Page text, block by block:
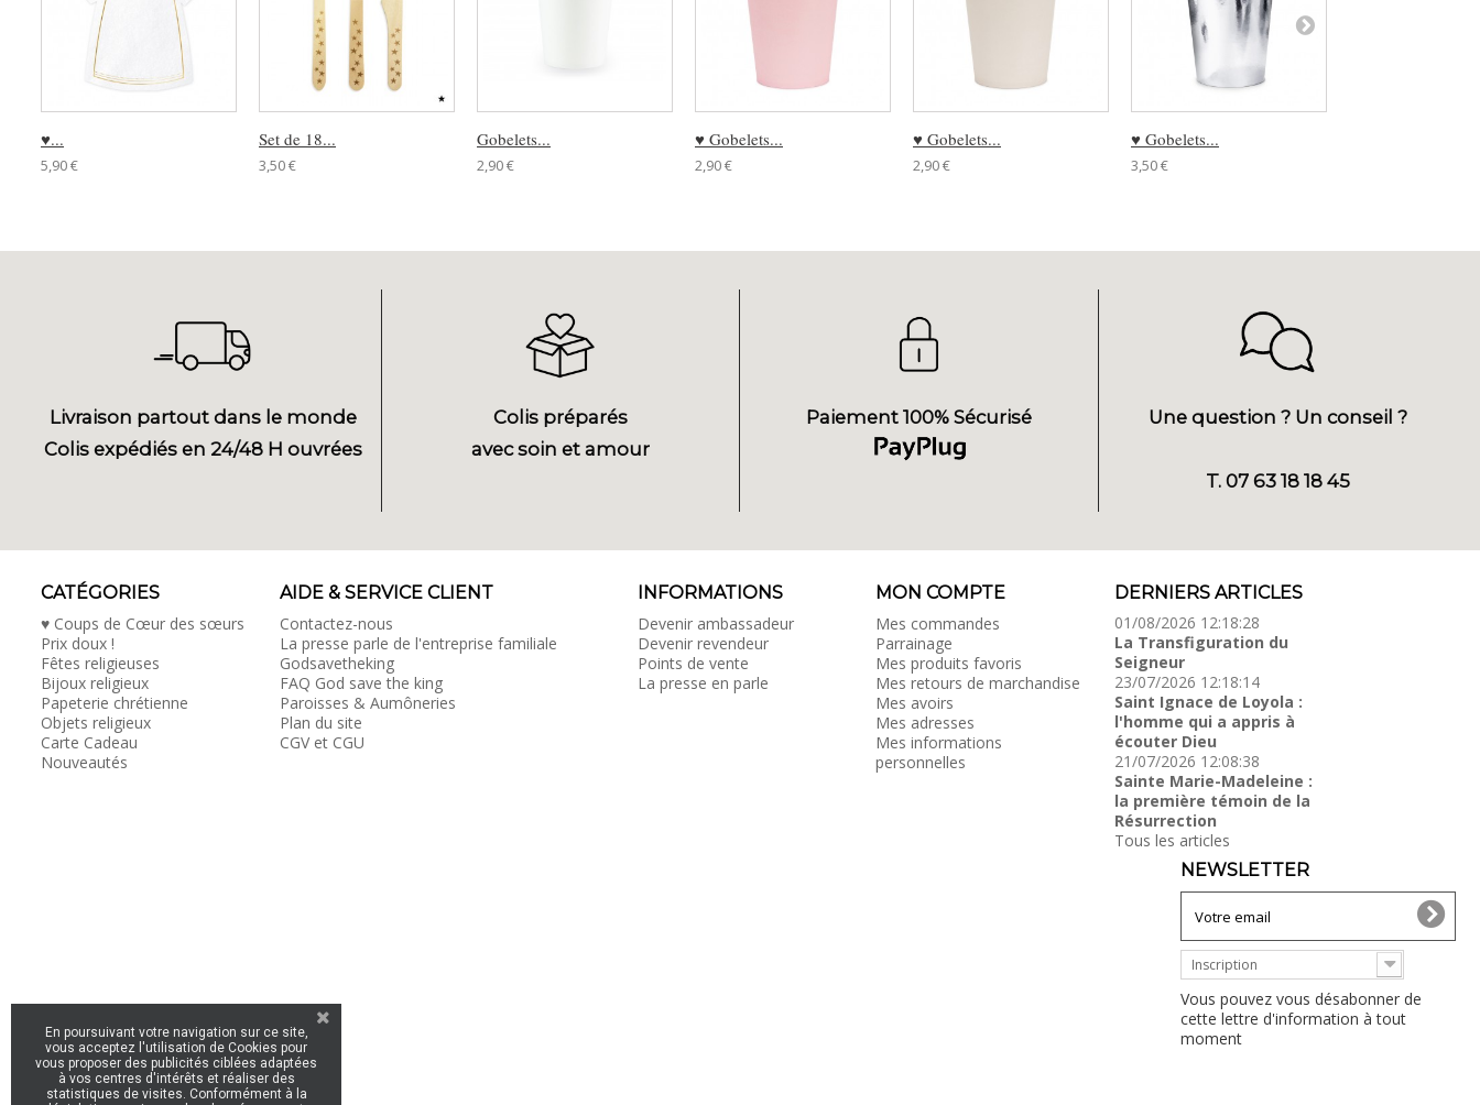
♥...
5,90 €
Set de 18...
3,50 €
Gobelets...
2,90 €
♥ Gobelets...
2,90 €
♥ Gobelets...
2,90 €
♥ Gobelets...
3,50 €
Livraison partout dans le monde
Colis expédiés en 24/48 H ouvrées
Colis préparés
avec soin et amour
Paiement 100% Sécurisé Une question ? Un conseil ?
T. 07 63 18 18 45
CATÉGORIES
♥ Coups de Cœur des sœurs
Prix doux !
Fêtes religieuses
Bijoux religieux
Papeterie chrétienne
Objets religieux
Carte Cadeau
Nouveautés
AIDE & SERVICE CLIENT
Contactez-nous
La presse parle de l'entreprise familiale
Godsavetheking
FAQ God save the king
Paroisses & Aumôneries
Plan du site
CGV et CGU
INFORMATIONS
Devenir ambassadeur
Devenir revendeur
Points de vente
La presse en parle
MON COMPTE
Mes commandes
Parrainage
Mes produits favoris
Mes retours de marchandise
Mes avoirs
Mes adresses
Mes informations
personnelles
DERNIERS ARTICLES
01/08/2026 12:18:28
La Transfiguration du
Seigneur
23/07/2026 12:18:14
Saint Ignace de Loyola :
l'homme qui a appris à
écouter Dieu
21/07/2026 12:08:38
Sainte Marie-Madeleine :
la première témoin de la
Résurrection
Tous les articles
NEWSLETTER
Inscription
Vous pouvez vous désabonner de
cette lettre d'information à tout
moment
En poursuivant votre navigation sur ce site,
vous acceptez l'utilisation de Cookies pour
vous proposer des publicités ciblées adaptées
à vos centres d'intérêts et réaliser des
statistiques de visites. Conformément à la